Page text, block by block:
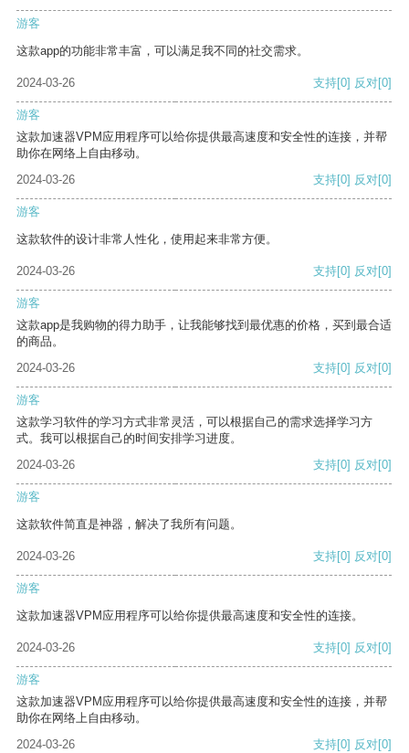
游客
这款app的功能非常丰富，可以满足我不同的社交需求。
2024-03-26 支持[0] 反对[0]
游客
这款加速器VPM应用程序可以给你提供最高速度和安全性的连接，并帮
助你在网络上自由移动。
2024-03-26
支持[0] 反对[0]
游客
这款软件的设计非常人性化，使用起来非常方便。
2024-03-26 支持[0] 反对[0]
游客
这款app是我购物的得力助手，让我能够找到最优惠的价格，买到最合适
的商品。
2024-03-26
支持[0] 反对[0]
游客
这款学习软件的学习方式非常灵活，可以根据自己的需求选择学习方
式。我可以根据自己的时间安排学习进度。
2024-03-26
支持[0] 反对[0]
游客
这款软件简直是神器，解决了我所有问题。
2024-03-26 支持[0] 反对[0]
游客
这款加速器VPM应用程序可以给你提供最高速度和安全性的连接。
2024-03-26 支持[0] 反对[0]
游客
这款加速器VPM应用程序可以给你提供最高速度和安全性的连接，并帮
助你在网络上自由移动。
2024-03-26
支持[0] 反对[0]